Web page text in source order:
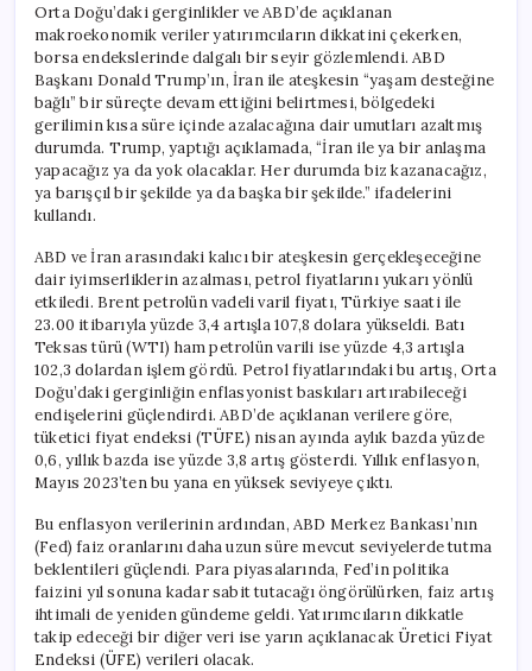
Orta Doğu’daki gerginlikler ve ABD’de açıklanan
makroekonomik veriler yatırımcıların dikkatini çekerken,
borsa endekslerinde dalgalı bir seyir gözlemlendi. ABD
Başkanı Donald Trump’ın, İran ile ateşkesin “yaşam desteğine
bağlı” bir süreçte devam ettiğini belirtmesi, bölgedeki
gerilimin kısa süre içinde azalacağına dair umutları azaltmış
durumda. Trump, yaptığı açıklamada, “İran ile ya bir anlaşma
yapacağız ya da yok olacaklar. Her durumda biz kazanacağız,
ya barışçıl bir şekilde ya da başka bir şekilde.” ifadelerini
kullandı.
ABD ve İran arasındaki kalıcı bir ateşkesin gerçekleşeceğine
dair iyimserliklerin azalması, petrol fiyatlarını yukarı yönlü
etkiledi. Brent petrolün vadeli varil fiyatı, Türkiye saati ile
23.00 itibarıyla yüzde 3,4 artışla 107,8 dolara yükseldi. Batı
Teksas türü (WTI) ham petrolün varili ise yüzde 4,3 artışla
102,3 dolardan işlem gördü. Petrol fiyatlarındaki bu artış, Orta
Doğu’daki gerginliğin enflasyonist baskıları artırabileceği
endişelerini güçlendirdi. ABD’de açıklanan verilere göre,
tüketici fiyat endeksi (TÜFE) nisan ayında aylık bazda yüzde
0,6, yıllık bazda ise yüzde 3,8 artış gösterdi. Yıllık enflasyon,
Mayıs 2023’ten bu yana en yüksek seviyeye çıktı.
Bu enflasyon verilerinin ardından, ABD Merkez Bankası’nın
(Fed) faiz oranlarını daha uzun süre mevcut seviyelerde tutma
beklentileri güçlendi. Para piyasalarında, Fed’in politika
faizini yıl sonuna kadar sabit tutacağı öngörülürken, faiz artış
ihtimali de yeniden gündeme geldi. Yatırımcıların dikkatle
takip edeceği bir diğer veri ise yarın açıklanacak Üretici Fiyat
Endeksi (ÜFE) verileri olacak.